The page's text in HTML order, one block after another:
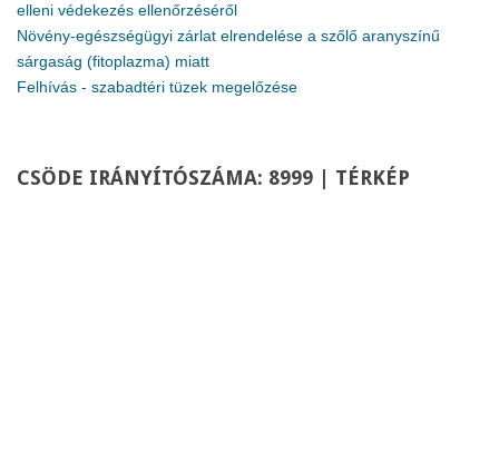
elleni védekezés ellenőrzéséről
Növény-egészségügyi zárlat elrendelése a szőlő aranyszínű
sárgaság (fitoplazma) miatt
Felhívás - szabadtéri tüzek megelőzése
CSÖDE IRÁNYÍTÓSZÁMA: 8999 | TÉRKÉP